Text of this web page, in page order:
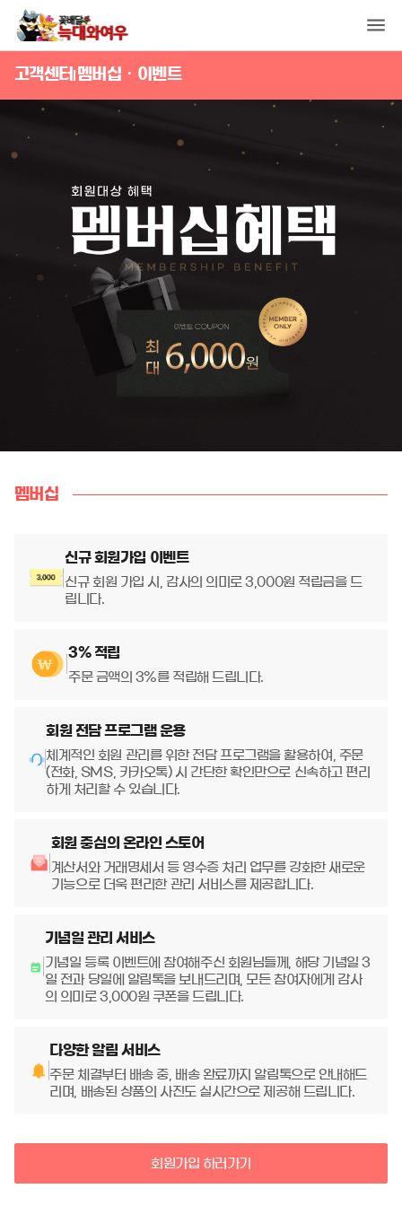
고객센터 멤버십・이벤트
멤버십
신규 회원가입 이벤트
신규 회원 가입 시, 감사의 의미로 3,000원 적립금을 드
립니다.
3% 적립
주문 금액의 3%를 적립해 드립니다.
회원 전담 프로그램 운용
체계적인 회원 관리를 위한 전담 프로그램을 활용하여, 주문
(전화, SMS, 카카오톡) 시 간단한 확인만으로 신속하고 편리
하게 처리할 수 있습니다.
회원 중심의 온라인 스토어
계산서와 거래명세서 등 영수증 처리 업무를 강화한 새로운
기능으로 더욱 편리한 관리 서비스를 제공합니다.
기념일 관리 서비스
기념일 등록 이벤트에 참여해주신 회원님들께, 해당 기념일 3
일 전과 당일에 알림톡을 보내드리며, 모든 참여자에게 감사
의 의미로 3,000원 쿠폰을 드립니다.
다양한 알림 서비스
주문 체결부터 배송 중, 배송 완료까지 알림톡으로 안내해드
리며, 배송된 상품의 사진도 실시간으로 제공해 드립니다.
회원가입 하러가기